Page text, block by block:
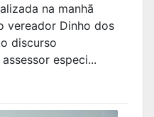
na manhã
vereador Dinho dos
discurso
especi...